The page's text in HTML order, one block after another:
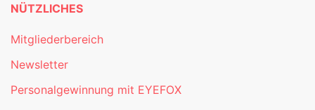
NÜTZLICHES
Mitgliederbereich
Newsletter
Personalgewinnung mit EYEFOX